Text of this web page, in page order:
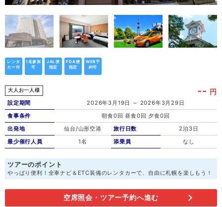
レンタ
カー付
1名参加
可
JAL便
指定
FDA便
指定
WEB予
約可
大人お一人様 -- 円
設定期間
2026年3月19日 ～ 2026年3月29日
食事条件
朝食0回 昼食0回 夕食0回
出発地
仙台/山形空港
最少催行人員
1名
旅行日数
2泊3日
添乗員
なし
ツアーのポイント
やっぱり便利！全車ナビ＆ETC装備のレンタカーで、自由に札幌を楽しもう！
空席照会・ツアー予約へ進む